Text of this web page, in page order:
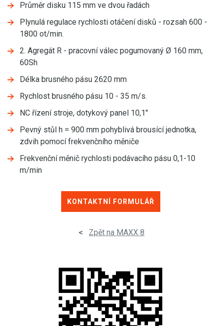
Průměr disku 115 mm ve dvou řadách
Plynulá regulace rychlosti otáčení disků - rozsah 600 -
1800 ot/min.
2. Agregát R - pracovní válec pogumovaný Ø 160 mm,
60Sh
Délka brusného pásu 2620 mm
Rychlost brusného pásu 10 - 35 m/s.
NC řízení stroje, dotykový panel 10,1"
Pevný stůl h = 900 mm pohyblivá brousící jednotka,
zdvih pomocí frekvenčního měniče
Frekvenční měnič rychlosti podávacího pásu 0,1-10
m/min
KONTAKTNÍ FORMULÁŘ
< Zpět na MAXX 8